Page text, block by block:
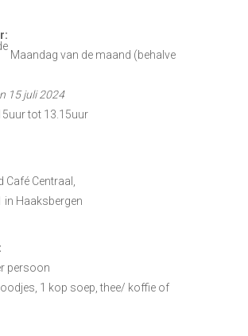
Maandag van de maand (behalve
15 juli 2024
tot 13.15uur
Café Centraal,
in Haaksbergen
persoon
1 kop soep, thee/ koffie of